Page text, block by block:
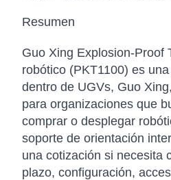
Resumen
Guo Xing Explosion-Proof
robótico (PKT1100) es
dentro de UGVs, Guo
para organizaciones que
comprar o desplegar
soporte de orientación
una cotización si necesita
plazo, configuración,